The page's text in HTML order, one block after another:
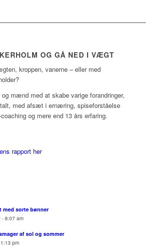
OG GÅ NED I VÆGT
kroppen, vanerne – eller med
mænd med at skabe varige forandringer,
med afsæt i ernæring, spiseforståelse
og mere end 13 års erfaring.
rapport her
med sorte bønner
- 8:07 am
af sol og sommer
pm